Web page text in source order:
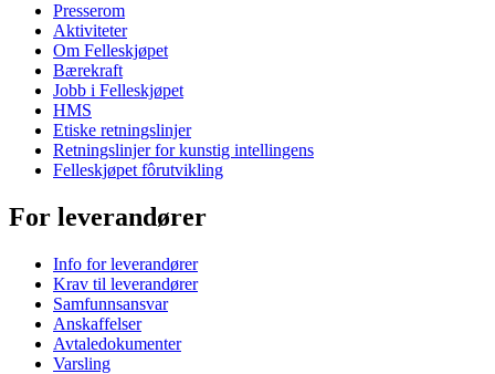
Presserom
Aktiviteter
Om Felleskjøpet
Bærekraft
Jobb i Felleskjøpet
HMS
Etiske retningslinjer
Retningslinjer for kunstig intellingens
Felleskjøpet fôrutvikling
For leverandører
Info for leverandører
Krav til leverandører
Samfunnsansvar
Anskaffelser
Avtaledokumenter
Varsling